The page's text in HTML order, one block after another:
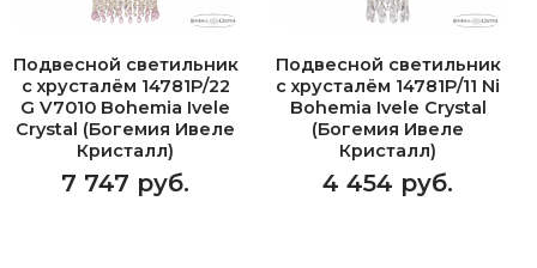
Подвесной светильник
с хрусталём 14781P/22
G V7010 Bohemia Ivele
Crystal (Богемия Ивеле
Кристалл)
7 747 руб.
Подвесной светильник
с хрусталём 14781P/11 Ni
Bohemia Ivele Crystal
(Богемия Ивеле
Кристалл)
4 454 руб.